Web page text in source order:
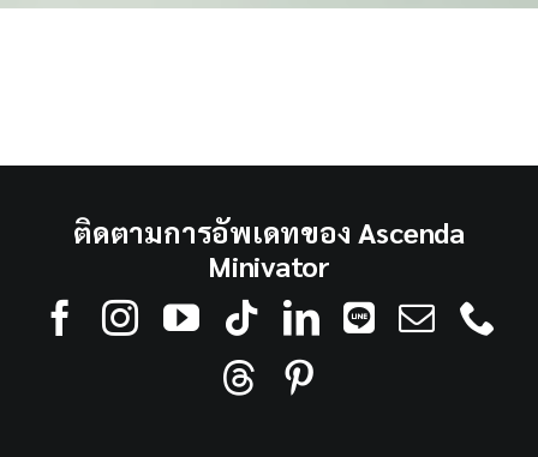
ติดตามการอัพเดทของ Ascenda
Minivator